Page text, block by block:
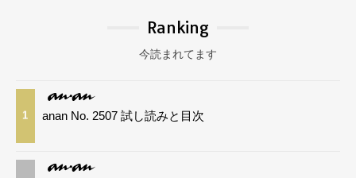
Ranking
今読まれてます
1 anan No. 2507 試し読みと目次